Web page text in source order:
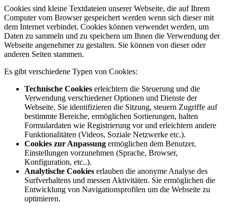
Cookies sind kleine Textdateien unserer Webseite, die auf Ihrem
Computer vom Browser gespeichert werden wenn sich dieser mit
dem Internet verbindet. Cookies können verwendet werden, um
Daten zu sammeln und zu speichern um Ihnen die Verwendung der
Webseite angenehmer zu gestalten. Sie können von dieser oder
anderen Seiten stammen.
Es gibt verschiedene Typen von Cookies:
Technische Cookies erleichtern die Steuerung und die
Verwendung verschiedener Optionen und Dienste der
Webseite. Sie identifizieren die Sitzung, steuern Zugriffe auf
bestimmte Bereiche, ermöglichen Sortierungen, halten
Formulardaten wie Registrierung vor und erleichtern andere
Funktionalitäten (Videos, Soziale Netzwerke etc.).
Cookies zur Anpassung ermöglichen dem Benutzer,
Einstellungen vorzunehmen (Sprache, Browser,
Konfiguration, etc..).
Analytische Cookies erlauben die anonyme Analyse des
Surfverhaltens und messen Aktivitäten. Sie ermöglichen die
Entwicklung von Navigationsprofilen um die Webseite zu
optimieren.